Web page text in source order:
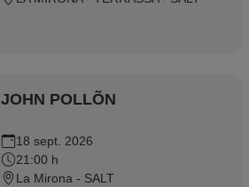
JOHN POLLÕN
18 sept. 2026
21:00 h
La Mirona - SALT